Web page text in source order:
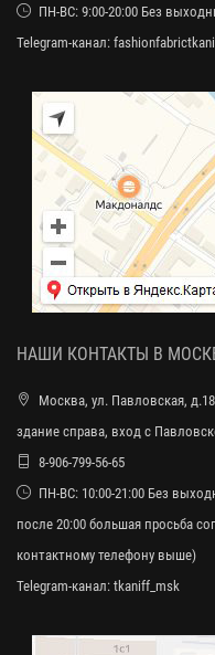
ПН-ВС: 9:00-20:00 Без
Telegram-канал: fashionfabrictkani
НАШИ КОНТАКТЫ В
Москва, ул. Павловская,
здание справа, вход с
8-906-799-56-65
ПН-ВС: 10:00-21:00 Без
после 20:00 большая просьба
контактному телефону выше)
Telegram-канал: tkaniff_msk